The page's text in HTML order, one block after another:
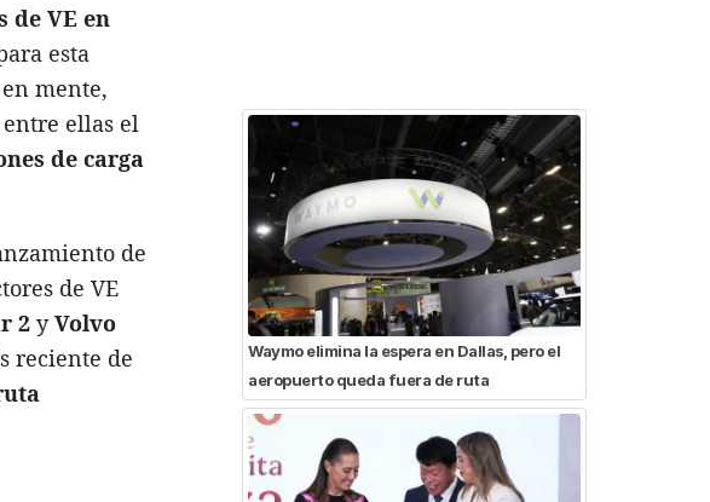
de VE en
esta
mente,
ellas el
de carga
de
de VE
2 yVolvo
reciente de
Waymo elimina la espera en Dallas, pero el
aeropuerto queda fuera de ruta